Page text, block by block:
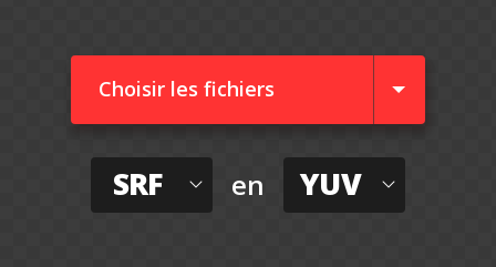
Choisir les fichiers
SRF en YUV